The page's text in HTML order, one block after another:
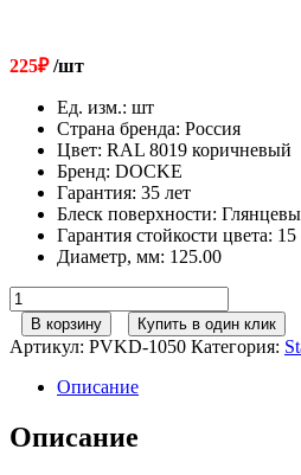
225₽/шт
Ед. изм.: шт
Страна бренда: Россия
Цвет: RAL 8019 коричневый
Бренд: DOCKE
Гарантия: 35 лет
Блеск поверхности:
Гарантия стойкости цвета: 15
Диаметр, мм: 125.00
Количество
товара
Döcke
STAL
PREMIUM
Карнизный
крюк
длинный
В корзину Купить в один клик
Артикул: PVKD-1050 Категория:
Описание
Описание